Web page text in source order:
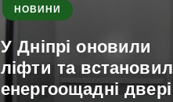
НОВИНИ
У Дніпрі оновили
ліфти та
енергоощадні